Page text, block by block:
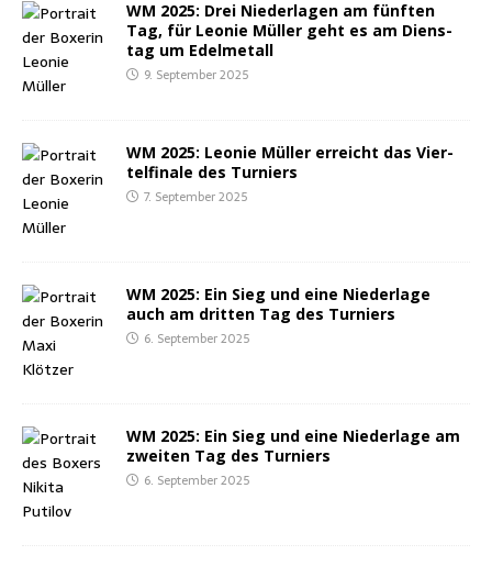
WM 2025: Drei Nie­der­la­gen am fünf­ten
Tag, für Leo­nie Mül­ler geht es am Diens­
tag um Edelmetall
9. September 2025
WM 2025: Leo­nie Mül­ler erreicht das Vier­
tel­fi­na­le des Turniers
7. September 2025
WM 2025: Ein Sieg und eine Nie­der­la­ge
auch am drit­ten Tag des Turniers
6. September 2025
WM 2025: Ein Sieg und eine Nie­der­la­ge am
zwei­ten Tag des Turniers
6. September 2025